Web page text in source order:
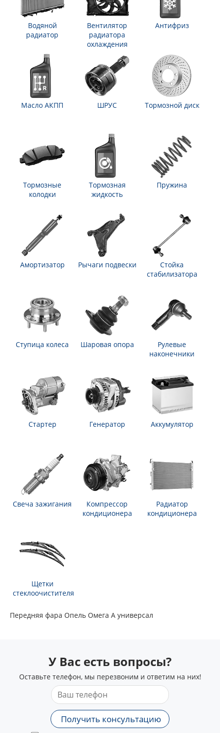
Водяной
радиатор
Вентилятор
радиатора
охлаждения
Антифриз
Масло АКПП ШРУС Тормозной диск
Тормозные
колодки
Тормозная
жидкость
Пружина
Амортизатор Рычаги подвески
Стойка
стабилизатора
Ступица колеса Шаровая опора
Рулевые
наконечники
Стартер Генератор Аккумулятор
Свеча зажигания
Компрессор
кондиционера
Радиатор
кондиционера
Щетки
стеклоочистителя
Передняя фара Опель Омега А универсал
У Вас есть вопросы?
Оставьте телефон, мы перезвоним и ответим на них!
Получить консультацию